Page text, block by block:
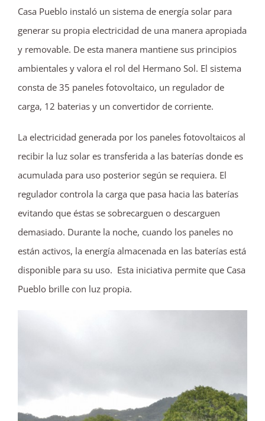
Casa Pueblo instaló un sistema de energía solar para
generar su propia electricidad de una manera apropiada
y removable. De esta manera mantiene sus principios
ambientales y valora el rol del Hermano Sol. El sistema
consta de 35 paneles fotovoltaico, un regulador de
carga, 12 baterias y un convertidor de corriente.
La electricidad generada por los paneles fotovoltaicos al
recibir la luz solar es transferida a las baterías donde es
acumulada para uso posterior según se requiera. El
regulador controla la carga que pasa hacia las baterías
evitando que éstas se sobrecarguen o descarguen
demasiado. Durante la noche, cuando los paneles no
están activos, la energía almacenada en las baterías está
disponible para su uso. Esta iniciativa permite que Casa
Pueblo brille con luz propia.